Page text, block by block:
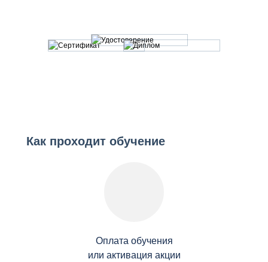
Как проходит обучение
Оплата обучения
или активация акции